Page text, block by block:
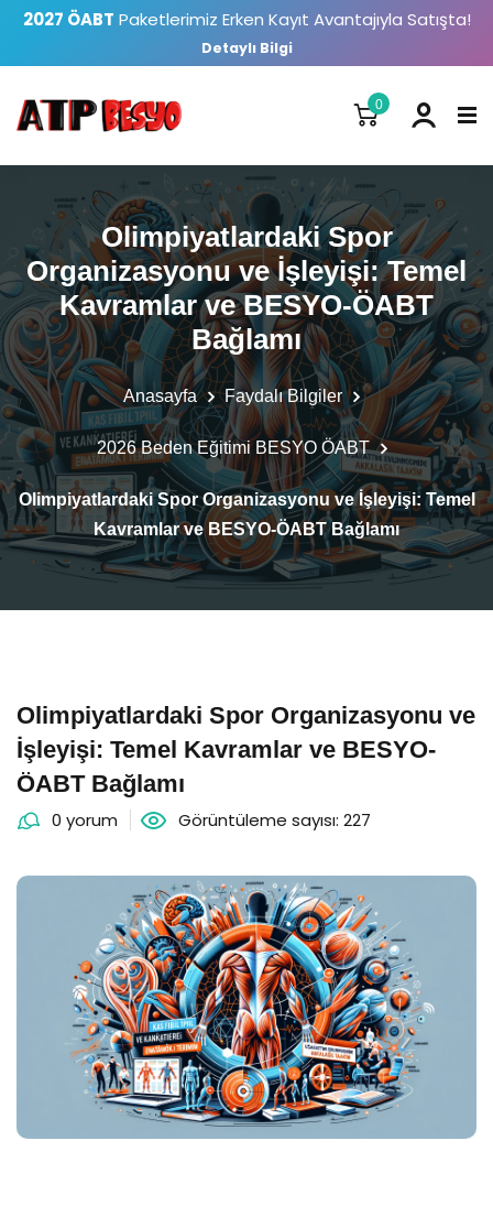
2027 ÖABT Paketlerimiz Erken Kayıt Avantajıyla Satışta!
Detaylı Bilgi
0
Olimpiyatlardaki Spor
Organizasyonu ve İşleyişi: Temel
Kavramlar ve BESYO-ÖABT
Bağlamı
Anasayfa Faydalı Bilgiler
2026 Beden Eğitimi BESYO ÖABT
Olimpiyatlardaki Spor Organizasyonu ve İşleyişi: Temel
Kavramlar ve BESYO-ÖABT Bağlamı
Olimpiyatlardaki Spor Organizasyonu ve
İşleyişi: Temel Kavramlar ve BESYO-
ÖABT Bağlamı
0 yorum Görüntüleme sayısı: 227